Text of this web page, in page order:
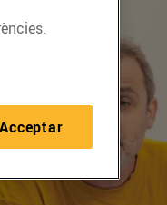
Acceptar